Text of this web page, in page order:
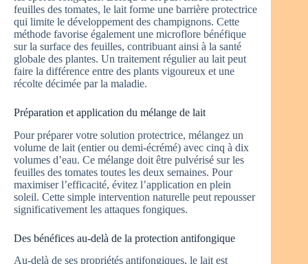
feuilles des tomates, le lait forme une barrière protectrice
qui limite le développement des champignons. Cette
méthode favorise également une microflore bénéfique
sur la surface des feuilles, contribuant ainsi à la santé
globale des plantes. Un traitement régulier au lait peut
faire la différence entre des plants vigoureux et une
récolte décimée par la maladie.
Préparation et application du mélange de lait
Pour préparer votre solution protectrice, mélangez un
volume de lait (entier ou demi-écrémé) avec cinq à dix
volumes d’eau. Ce mélange doit être pulvérisé sur les
feuilles des tomates toutes les deux semaines. Pour
maximiser l’efficacité, évitez l’application en plein
soleil. Cette simple intervention naturelle peut repousser
significativement les attaques fongiques.
Des bénéfices au-delà de la protection antifongique
Au-delà de ses propriétés antifongiques, le lait est